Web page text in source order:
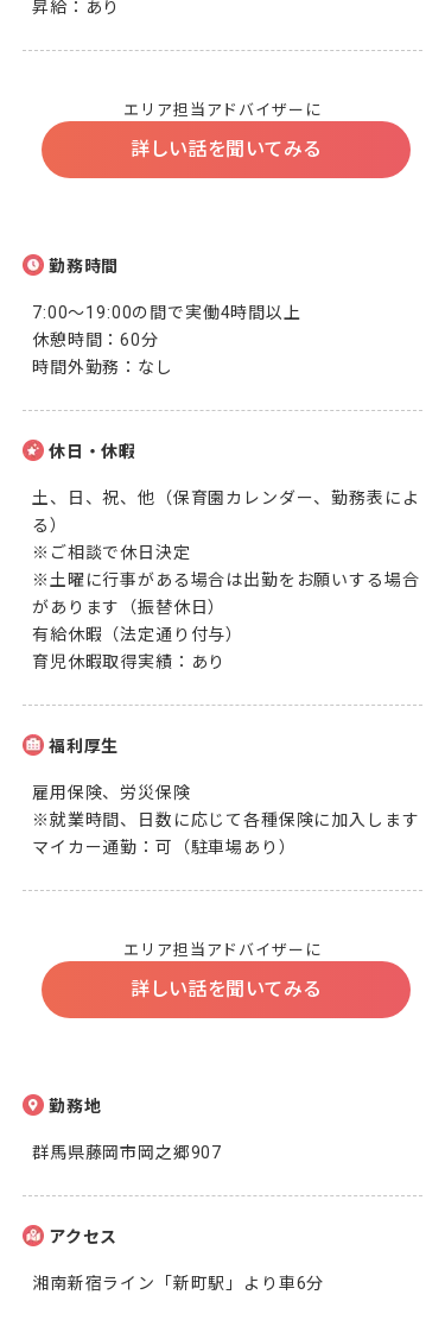
昇給：あり
エリア担当アドバイザーに
詳しい話を聞いてみる
勤務時間
7:00～19:00の間で実働4時間以上
休憩時間：60分
時間外勤務：なし
休日・休暇
土、日、祝、他（保育園カレンダー、勤務表によ
る）
※ご相談で休日決定
※土曜に行事がある場合は出勤をお願いする場合
があります（振替休日）
有給休暇（法定通り付与）
育児休暇取得実績：あり
福利厚生
雇用保険、労災保険
※就業時間、日数に応じて各種保険に加入します
マイカー通勤：可（駐車場あり）
エリア担当アドバイザーに
詳しい話を聞いてみる
勤務地
群馬県藤岡市岡之郷907
アクセス
湘南新宿ライン「新町駅」より車6分